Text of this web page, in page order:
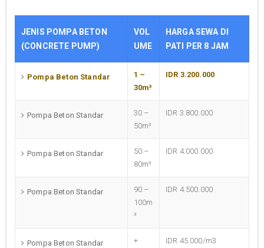
JENIS POMPA BETON
(CONCRETE PUMP)
VOL
UME
HARGA SEWA DI
PATI PER 8 JAM
Pompa Beton Standar
1 –
30m³
IDR 3.200.000
Pompa Beton Standar
30 –
50m³
IDR 3.800.000
Pompa Beton Standar
50 –
80m³
IDR 4.000.000
Pompa Beton Standar
90 –
100m
³
IDR 4.500.000
Pompa Beton Standar
+
IDR 45.000/m3